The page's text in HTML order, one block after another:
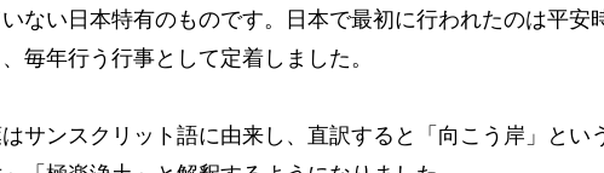
ない日本特有のものです。日本で最初に行われたのは平
毎年行う行事として定着しました。
サンスクリット語に由来し、直訳すると「向こう岸」とい